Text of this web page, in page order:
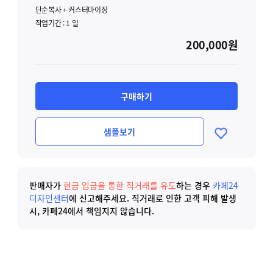
단순복사 + 커스터마이징
작업기간 :1 일
200,000원
구매하기
샘플보기
판매자가 현금 입금을 통한 직거래를 유도하는 경우 카페24
디자인센터에 신고해주세요. 직거래로 인한 고객 피해 발생
시, 카페24에서 책임지지 않습니다.